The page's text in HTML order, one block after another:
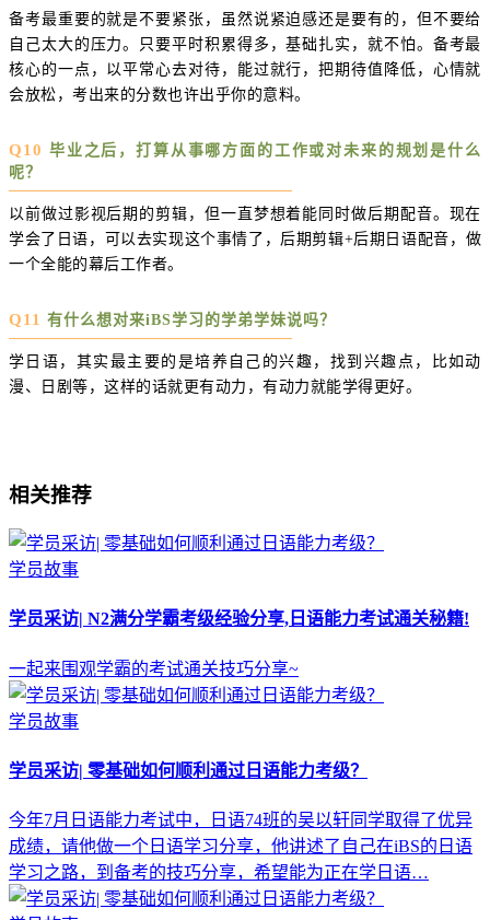
备考最重要的就是不要紧张，虽然说紧迫感还是要有的，但不要给
自己太大的压力。只要平时积累得多，基础扎实，就不怕。备考最
核心的一点，以平常心去对待，能过就行，把期待值降低，心情就
会放松，考出来的分数也许出乎你的意料。
Q10 毕业之后，打算从事哪方面的工作或对未来的规划是什么
呢？
以前做过影视后期的剪辑，但一直梦想着能同时做后期配音。现在
学会了日语，可以去实现这个事情了，后期剪辑+后期日语配音，做
一个全能的幕后工作者。
Q11 有什么想对来iBS学习的学弟学妹说吗？
学日语，其实最主要的是培养自己的兴趣，找到兴趣点，比如动
漫、日剧等，这样的话就更有动力，有动力就能学得更好。
相关推荐
学员故事
学员采访| N2满分学霸考级经验分享,日语能力考试通关秘籍!
一起来围观学霸的考试通关技巧分享~
学员故事
学员采访| 零基础如何顺利通过日语能力考级？
今年7月日语能力考试中，日语74班的吴以轩同学取得了优异
成绩，请他做一个日语学习分享，他讲述了自己在iBS的日语
学习之路，到备考的技巧分享，希望能为正在学日语…